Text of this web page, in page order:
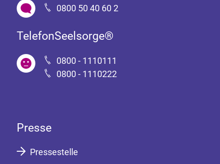
0800 50 40 60 2
TelefonSeelsorge®
0800 - 1110111
0800 - 1110222
Presse
Pressestelle